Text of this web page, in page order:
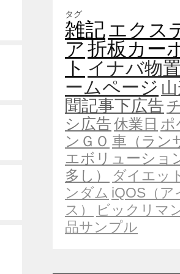
タグ
雑記エクス
ア折板カー
ト イナバ物置
ームページ
聞記事下広告
シ広告休業日 ポ
ンＧＯ 車（ラン
エボリューショ
多し）
ダイエッ
ンダム iQOS（ア
ス）
ビックリマ
品サンプル